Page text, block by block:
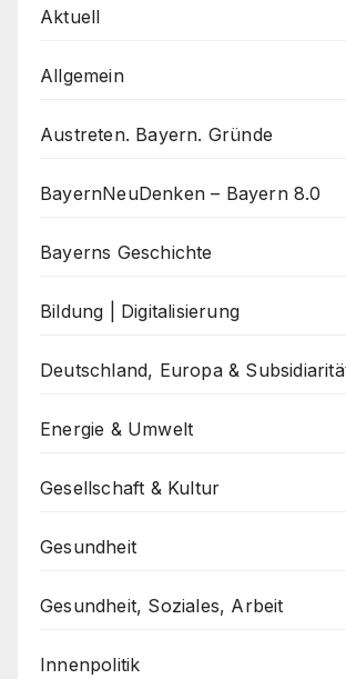
Aktuell
Allgemein
Austreten. Bayern. Gründe
BayernNeuDenken – Bayern 8.0
Bayerns Geschichte
Bildung | Digitalisierung
Deutschland, Europa &
Energie & Umwelt
Gesellschaft & Kultur
Gesundheit
Gesundheit, Soziales, Arbeit
Innenpolitik